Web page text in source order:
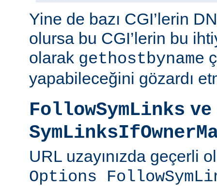
Yine de bazı CGI’lerin
olursa bu CGI’lerin bu
olarak gethostbyname
yapabileceğini gözardı
FollowSymLinks ve
URL uzayınızda geçerli
Options